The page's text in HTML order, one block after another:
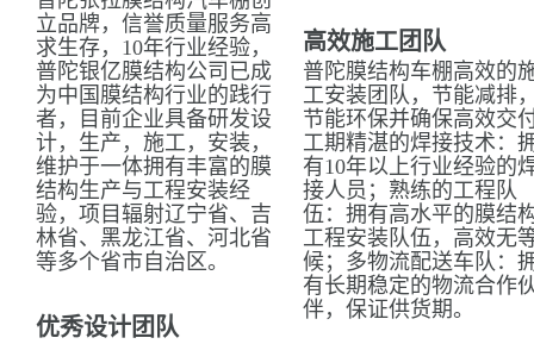
立品牌，信誉质量服务高
求生存，10年行业经验，
普陀银亿膜结构公司已成
为中国膜结构行业的践行
者，目前企业具备研发设
计，生产，施工，安装，
维护于一体拥有丰富的膜
结构生产与工程安装经
验，项目辐射辽宁省、吉
林省、黑龙江省、河北省
等多个省市自治区。
优秀设计团队
高效施工团队
普陀膜结构车棚高效的
工安装团队，节能减排
节能环保并确保高效交
工期精湛的焊接技术：
有10年以上行业经验的
接人员；熟练的工程队
伍：拥有高水平的膜结
工程安装队伍，高效无
候；多物流配送车队：
有长期稳定的物流合作
伴，保证供货期。